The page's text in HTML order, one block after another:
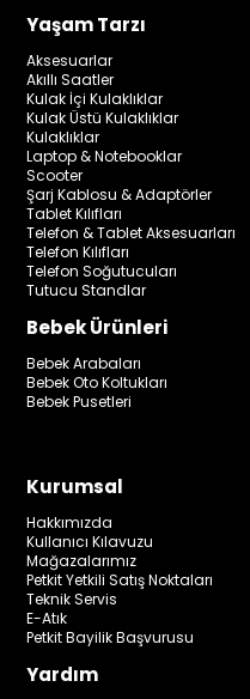
Yaşam Tarzı
Aksesuarlar
Akıllı Saatler
Kulak İçi Kulaklıklar
Kulak Üstü Kulaklıklar
Kulaklıklar
Laptop & Notebooklar
Scooter
Şarj Kablosu & Adaptörler
Tablet Kılıfları
Telefon & Tablet Aksesuarları
Telefon Kılıfları
Telefon Soğutucuları
Tutucu Standlar
Bebek Ürünleri
Bebek Arabaları
Bebek Oto Koltukları
Bebek Pusetleri
Kurumsal
Hakkımızda
Kullanıcı Kılavuzu
Mağazalarımız
Petkit Yetkili Satış Noktaları
Teknik Servis
E-Atık
Petkit Bayilik Başvurusu
Yardım